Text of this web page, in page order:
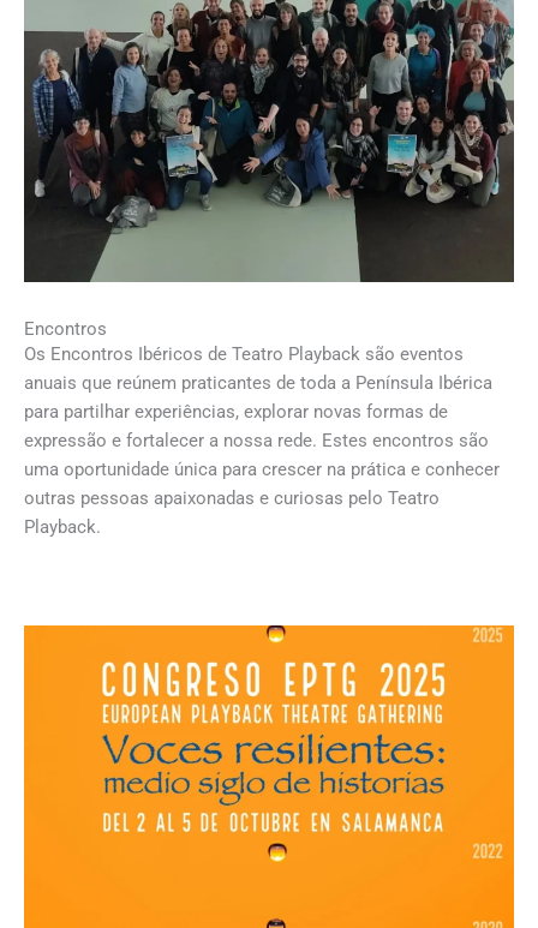
Encontros
Os Encontros Ibéricos de Teatro Playback são eventos
anuais que reúnem praticantes de toda a Península Ibérica
para partilhar experiências, explorar novas formas de
expressão e fortalecer a nossa rede. Estes encontros são
uma oportunidade única para crescer na prática e conhecer
outras pessoas apaixonadas e curiosas pelo Teatro
Playback.